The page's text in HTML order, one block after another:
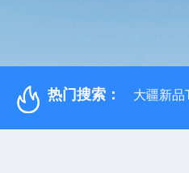
热门搜索： 大疆新品